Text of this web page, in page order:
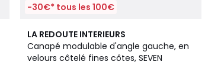
-30€* tous les 100€
LA REDOUTE INTERIEURS
Canapé modulable d'angle gauche, en
velours côtelé fines côtes, SEVEN
5
Couleurs